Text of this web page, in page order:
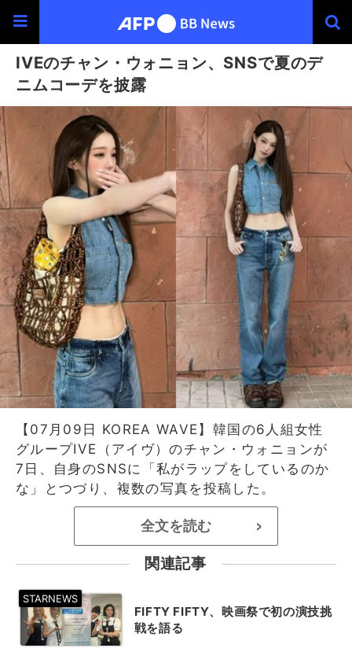
IVEのチャン・ウォニョン、SNSで夏のデ
ニムコーデを披露
【07月09日 KOREA WAVE】韓国の6人組女性
グループIVE（アイヴ）のチャン・ウォニョンが
7日、自身のSNSに「私がラップをしているのか
な」とつづり、複数の写真を投稿した。
全文を読む >
関連記事
FIFTY FIFTY、映画祭で初の演技挑
戦を語る